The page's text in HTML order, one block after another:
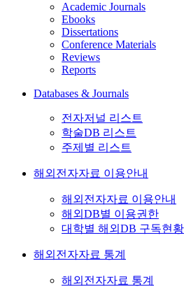
Academic Journals
Ebooks
Dissertations
Conference Materials
Reviews
Reports
Databases & Journals
전자저널 리스트
학술DB 리스트
주제별 리스트
해외전자자료 이용안내
해외전자자료 이용안내
해외DB별 이용권한
대학별 해외DB 구독현황
해외전자자료 통계
해외전자자료 통계